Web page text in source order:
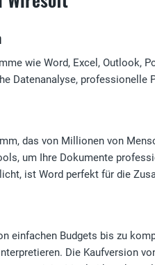
wie Word, Excel, Outlook,
Datenanalyse, professionelle
das von Millionen von
um Ihre Dokumente
ist Word perfekt für die
einfachen Budgets bis zu
Die Kaufversion